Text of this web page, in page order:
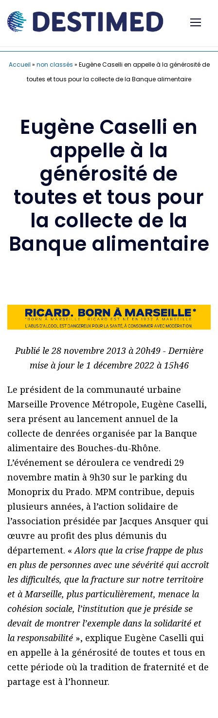
Accueil » non classés » Eugène Caselli en appelle à la générosité de
toutes et tous pour la collecte de la Banque alimentaire
Eugène Caselli en
appelle à la
générosité de
toutes et tous pour
la collecte de la
Banque alimentaire
Publié le 28 novembre 2013 à 20h49 - Dernière
mise à jour le 1 décembre 2022 à 15h46
Le président de la communauté urbaine
Marseille Provence Métropole, Eugène Caselli,
sera présent au lancement annuel de la
collecte de denrées organisée par la Banque
alimentaire des Bouches-du-Rhône.
L’événement se déroulera ce vendredi 29
novembre matin à 9h30 sur le parking du
Monoprix du Prado. MPM contribue, depuis
plusieurs années, à l’action solidaire de
l’association présidée par Jacques Ansquer qui
œuvre au profit des plus démunis du
département. «Alors que la crise frappe de plus
en plus de personnes avec une sévérité qui accroît
les difficultés, que la fracture sur notre territoire
et à Marseille, plus particulièrement, menace la
cohésion sociale, l’institution que je préside se
devait de montrer l’exemple dans la solidarité et
la responsabilité », explique Eugène Caselli qui
en appelle à la générosité de toutes et tous en
cette période où la tradition de fraternité et de
partage est à l’honneur.